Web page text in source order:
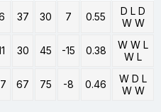
37 30 7 0.55
D L D
W W
30 45 -15 0.38
W W L
W L
67 75 -8 0.46
W D L
W W